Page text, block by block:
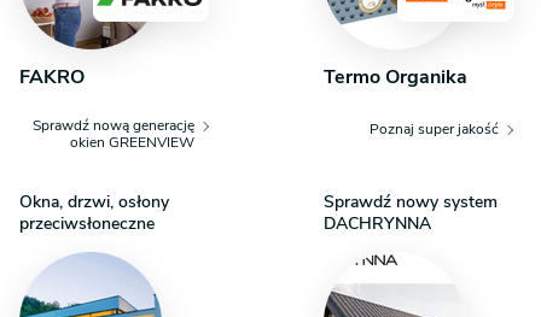
FAKRO
Sprawdź nową generację
okien GREENVIEW
Termo Organika
Poznaj super jakość
Okna, drzwi, osłony
przeciwsłoneczne
Sprawdź nowy system
DACHRYNNA